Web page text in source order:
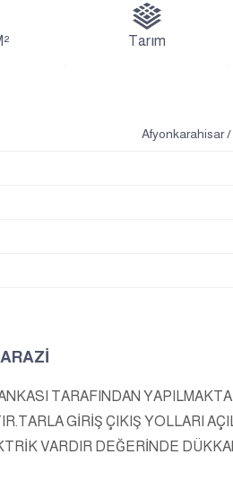
Tarım
Afyonkarahisar
TARAFINDAN
GİRİŞ ÇIKIŞ YOLLARI
VARDIR DEĞERİNDE